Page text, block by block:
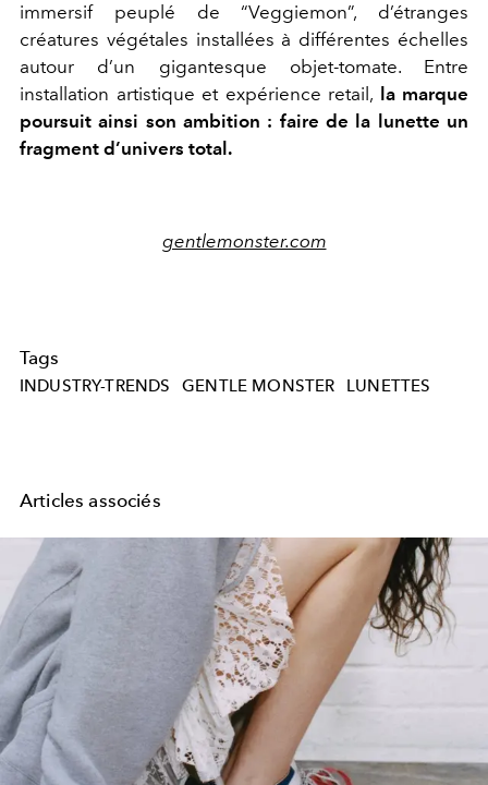
immersif peuplé de “Veggiemon”, d’étranges
créatures végétales installées à différentes échelles
autour d’un gigantesque objet-tomate. Entre
installation artistique et expérience retail, la marque
poursuit ainsi son ambition : faire de la lunette un
fragment d’univers total.
gentlemonster.com
Tags
INDUSTRY-TRENDS GENTLE MONSTER LUNETTES
Articles associés